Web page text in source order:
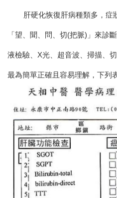
肝硬化恢復肝病種類多，症
「望、聞、問、切(把脈)」來診
液檢驗、X光、超音波、掃描、
最為簡單正確且容易理解，下列